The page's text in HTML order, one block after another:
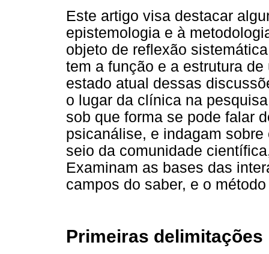
Este artigo visa destacar
epistemologia e à
objeto de reflexão
tem a função e a estrutura
estado atual dessas
o lugar da clínica na
sob que forma se pode falar
psicanálise, e indagam
seio da comunidade
Examinam as bases das
campos do saber, e o
Primeiras delimitações